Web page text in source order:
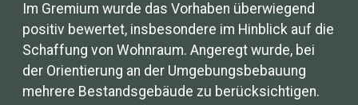
Im Gremium wurde das Vorhaben überwiegend
positiv bewertet, insbesondere im Hinblick auf die
Schaffung von Wohnraum. Angeregt wurde, bei
der Orientierung an der Umgebungsbebauung
mehrere Bestandsgebäude zu berücksichtigen.